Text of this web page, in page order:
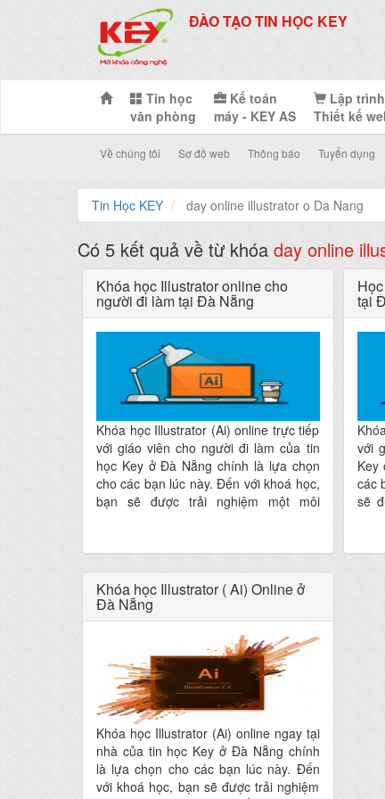
ĐÀO TẠO TIN HỌC KEY
Tin học
văn phòng
Kế toán
máy - KEY AS
Lập trình
Thiết kế
Về chúng tôi Sơ đồ web Thông báo Tuyển dụng
Tin Học KEY day online illustrator o Da Nang
Có 5 kết quả về từ khóa day online
Khóa học Illustrator online cho
người đi làm tại Đà Nẵng
Khóa học Illustrator (Ai) online trực tiếp
với giáo viên cho người đi làm của tin
học Key ở Đà Nẵng chính là lựa chọn
cho các bạn lúc này. Đến với khoá học,
bạn sẽ được trải nghiệm một môi
cho các bạn một dịch vụ đào tạo hoàn
hảo nhất ngay tại nhà mà không phải
đi đâu xa
tại
với
Key
các
sẽ
bạn
Khóa học Illustrator ( Ai) Online ở
Đà Nẵng
Khóa học Illustrator (Ai) online ngay tại
nhà của tin học Key ở Đà Nẵng chính
là lựa chọn cho các bạn lúc này. Đến
với khoá học, bạn sẽ được trải nghiệm